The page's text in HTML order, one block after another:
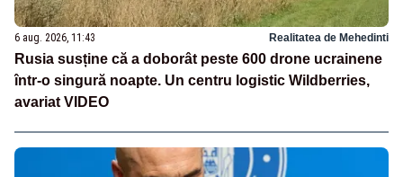
6 aug. 2026, 11:43 Realitatea de Mehedinti
Rusia susține că a doborât peste 600 drone ucrainene
într-o singură noapte. Un centru logistic Wildberries,
avariat VIDEO